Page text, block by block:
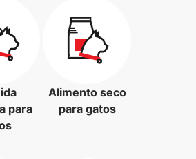
para
Alimento seco
para gatos